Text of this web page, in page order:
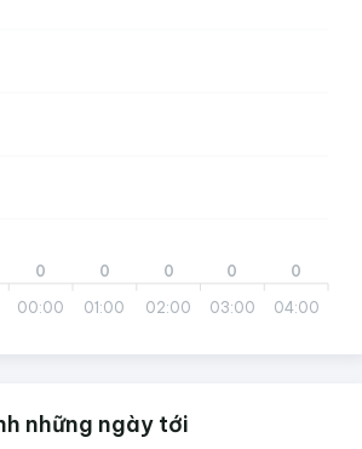
00:00 01:00 02:00 03:00 04:00
0 0 0 0 0
những ngày tới